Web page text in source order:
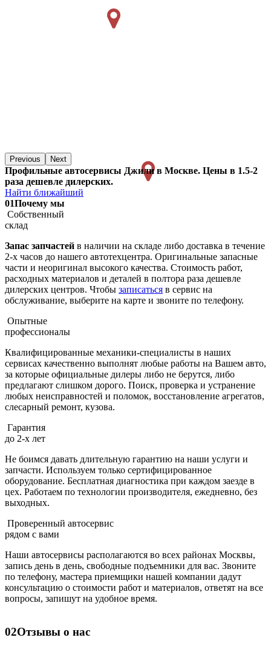
Previous Next
Профильные автосервисы Джили в Москве. Цены в 1.5-2
раза дешевле дилерских.
Найти ближайший
01Почему мы
Собственный
склад
Запас запчастей в наличии на складе либо доставка в течение
2-х часов до нашего автотехцентра. Оригинальные запасные
части и неоригинал высокого качества. Стоимость работ,
расходных материалов и деталей в полтора раза дешевле
дилерских центров. Чтобы записаться в сервис на
обслуживание, выберите на карте и звоните по телефону.
Опытные
профессионалы
Квалифицированные механики-специалисты в наших
сервисах качественно выполнят любые работы на Вашем авто,
за которые официальные дилеры либо не берутся, либо
предлагают слишком дорого. Поиск, проверка и устранение
любых неисправностей и поломок, восстановление агрегатов,
слесарный ремонт, кузова.
Гарантия
до 2-х лет
Не боимся давать длительную гарантию на наши услуги и
запчасти. Используем только сертифицированное
оборудование. Бесплатная диагностика при каждом заезде в
цех. Работаем по технологии производителя, ежедневно, без
выходных.
Проверенный автосервис
рядом с вами
Наши автосервисы располагаются во всех районах Москвы,
запись день в день, свободные подъемники для вас. Звоните
по телефону, мастера приемщики нашей компании дадут
консультацию о стоимости работ и материалов, ответят на все
вопросы, запишут на удобное время.
02Отзывы о нас